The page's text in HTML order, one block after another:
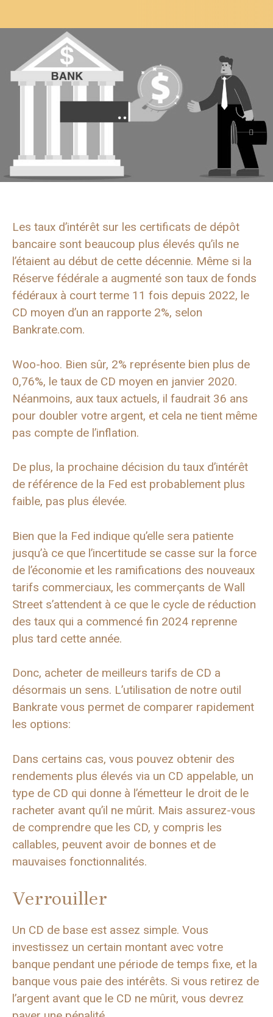
Les taux d’intérêt sur les certificats de dépôt
bancaire sont beaucoup plus élevés qu’ils ne
l’étaient au début de cette décennie. Même si la
Réserve fédérale a augmenté son taux de fonds
fédéraux à court terme 11 fois depuis 2022, le
CD moyen d’un an rapporte 2%, selon
Bankrate.com.
Woo-hoo. Bien sûr, 2% représente bien plus de
0,76%, le taux de CD moyen en janvier 2020.
Néanmoins, aux taux actuels, il faudrait 36 ans
pour doubler votre argent, et cela ne tient même
pas compte de l’inflation.
De plus, la prochaine décision du taux d’intérêt
de référence de la Fed est probablement plus
faible, pas plus élevée.
Bien que la Fed indique qu’elle sera patiente
jusqu’à ce que l’incertitude se casse sur la force
de l’économie et les ramifications des nouveaux
tarifs commerciaux, les commerçants de Wall
Street s’attendent à ce que le cycle de réduction
des taux qui a commencé fin 2024 reprenne
plus tard cette année.
Donc, acheter de meilleurs tarifs de CD a
désormais un sens. L’utilisation de notre outil
Bankrate vous permet de comparer rapidement
les options:
Dans certains cas, vous pouvez obtenir des
rendements plus élevés via un CD appelable, un
type de CD qui donne à l’émetteur le droit de le
racheter avant qu’il ne mûrit. Mais assurez-vous
de comprendre que les CD, y compris les
callables, peuvent avoir de bonnes et de
mauvaises fonctionnalités.
Verrouiller
Un CD de base est assez simple. Vous
investissez un certain montant avec votre
banque pendant une période de temps fixe, et la
banque vous paie des intérêts. Si vous retirez de
l’argent avant que le CD ne mûrit, vous devrez